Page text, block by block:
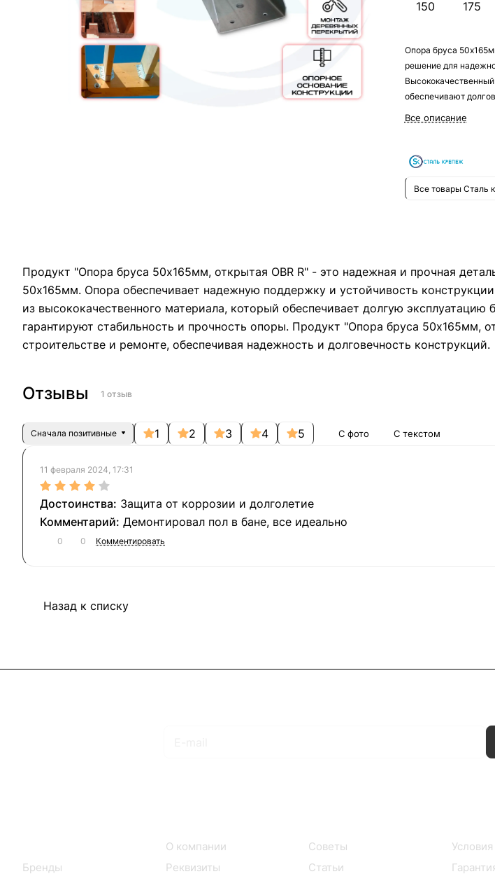
150 175
Опора бруса
решение для
обеспечивают
Все описание
Все товары Сталь
Продукт "Опора бруса 50х165мм, открытая OBR R" - это надежная и прочная
50х165мм. Опора обеспечивает надежную поддержку и устойчивость
из высококачественного материала, который обеспечивает долгую
гарантируют стабильность и прочность опоры. Продукт "Опора бруса 50х165мм,
строительстве и ремонте, обеспечивая надежность и долговечность конструкций.
Отзывы 1 отзыв
Сначала позитивные 1 2 3 4 5 С фото С текстом
11 февраля 2024, 17:31
Защита от коррозии и долголетие
Демонтировал пол в бане, все идеально
0 0 Комментировать
Назад к списку
Бренды
О компании
Реквизиты
Советы
Статьи